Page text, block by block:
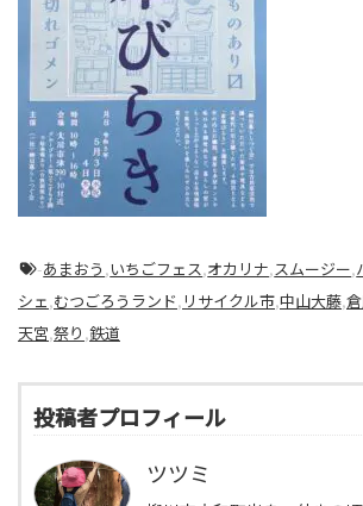
-あまおう ,いちごフェス,オカリナ,スムージー,
シェ,むつごろうランド, リサイクル市,中山大藤,
天宮,祭り ,鉄道
投稿者プロフィール
ツツミ